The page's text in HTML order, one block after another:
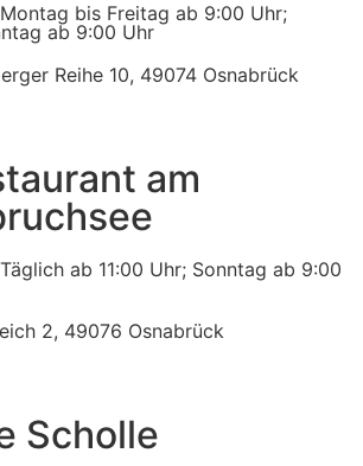
Montag bis Freitag ab 9:00 Uhr;
ab 9:00 Uhr
Reihe 10, 49074 Osnabrück
am
Täglich ab 11:00 Uhr; Sonntag ab 9:00
2, 49076 Osnabrück
Scholle